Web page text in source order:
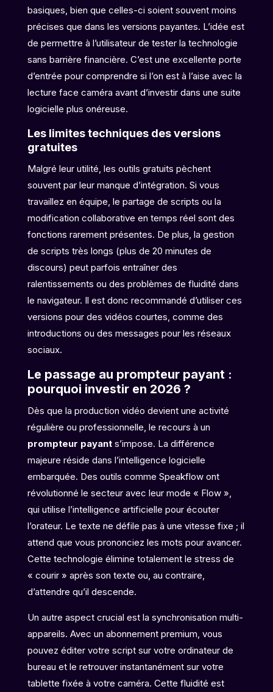
basiques, bien que celles-ci soient souvent moins
précises que dans les versions payantes. L’idée est
de permettre à l’utilisateur de tester la technologie
sans barrière financière. C’est une excellente porte
d’entrée pour comprendre si l’on est à l’aise avec la
lecture face caméra avant d’investir dans une suite
logicielle plus onéreuse.
Les limites techniques des versions
gratuites
Malgré leur utilité, les outils gratuits pèchent
souvent par leur manque d’intégration. Si vous
travaillez en équipe, le partage de scripts ou la
modification collaborative en temps réel sont des
fonctions rarement présentes. De plus, la gestion
de scripts très longs (plus de 20 minutes de
discours) peut parfois entraîner des
ralentissements ou des problèmes de fluidité dans
le navigateur. Il est donc recommandé d’utiliser ces
versions pour des vidéos courtes, comme des
introductions ou des messages pour les réseaux
sociaux.
Le passage au prompteur payant :
pourquoi investir en 2026 ?
Dès que la production vidéo devient une activité
régulière ou professionnelle, le recours à un
prompteur payants’impose. La différence
majeure réside dans l’intelligence logicielle
embarquée. Des outils comme Speakflow ont
révolutionné le secteur avec leur mode « Flow »,
qui utilise l’intelligence artificielle pour écouter
l’orateur. Le texte ne défile pas à une vitesse fixe ; il
attend que vous prononciez les mots pour avancer.
Cette technologie élimine totalement le stress de
« courir » après son texte ou, au contraire,
d’attendre qu’il descende.
Un autre aspect crucial est la synchronisation multi-
appareils. Avec un abonnement premium, vous
pouvez éditer votre script sur votre ordinateur de
bureau et le retrouver instantanément sur votre
tablette fixée à votre caméra. Cette fluidité est